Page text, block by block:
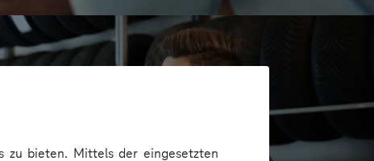
zu bieten. Mittels der eingesetzten